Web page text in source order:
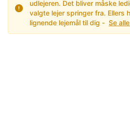
udlejeren. Det bliver måske
valgte lejer springer fra. Ellers
lignende lejemål til dig - Se